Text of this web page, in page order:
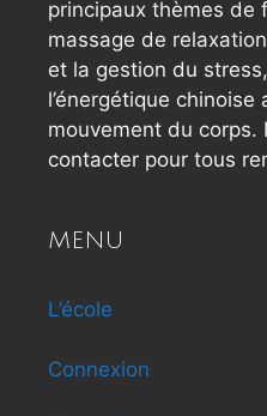
principaux thèmes de
massage de
et la gestion du
l’énergétique
mouvement du corps.
contacter pour tous
MENU
L’école
Connexion